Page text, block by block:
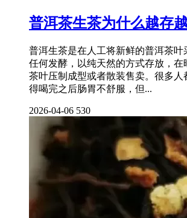
普洱茶生茶为什么越存
普洱生茶是在人工将新鲜的普洱茶叶
任何发酵，以纯天然的方式存放，在
茶叶压制成型或者散装售卖。很多人
得喝完之后肠胃不舒服，但...
2026-04-06 530